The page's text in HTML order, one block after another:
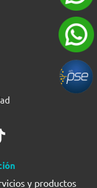
y productos